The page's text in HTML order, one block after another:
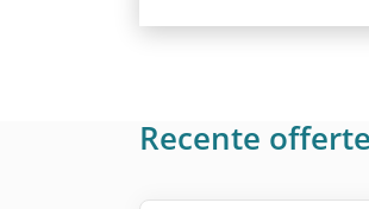
Recente